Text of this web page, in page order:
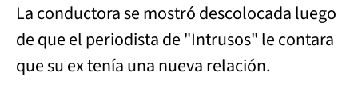
La conductora se mostró descolocada luego
de que el periodista de "Intrusos" le contara
que su ex tenía una nueva relación.